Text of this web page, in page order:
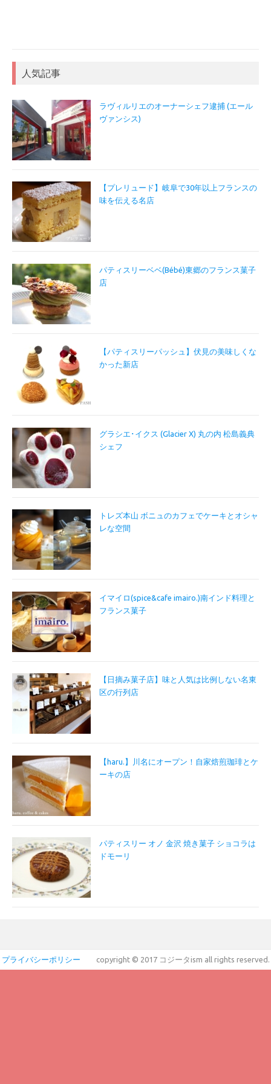
人気記事
ラヴィルリエのオーナーシェフ逮捕 (エール
ヴァンシス)
【プレリュード】岐阜で30年以上フランスの
味を伝える名店
パティスリーベベ(Bébé)東郷のフランス菓子
店
【パティスリーパッシュ】伏見の美味しくな
かった新店
グラシエ･イクス (Glacier X) 丸の内 松島義典
シェフ
トレズ本山 ボニュのカフェでケーキとオシャ
レな空間
イマイロ(spice&cafe imairo.)南インド料理と
フランス菓子
【日摘み菓子店】味と人気は比例しない名東
区の行列店
【haru.】川名にオープン！自家焙煎珈琲とケ
ーキの店
パティスリー オノ 金沢 焼き菓子 ショコラは
ドモーリ
プライバシーポリシー copyright © 2017 コジータism all rights reserved.